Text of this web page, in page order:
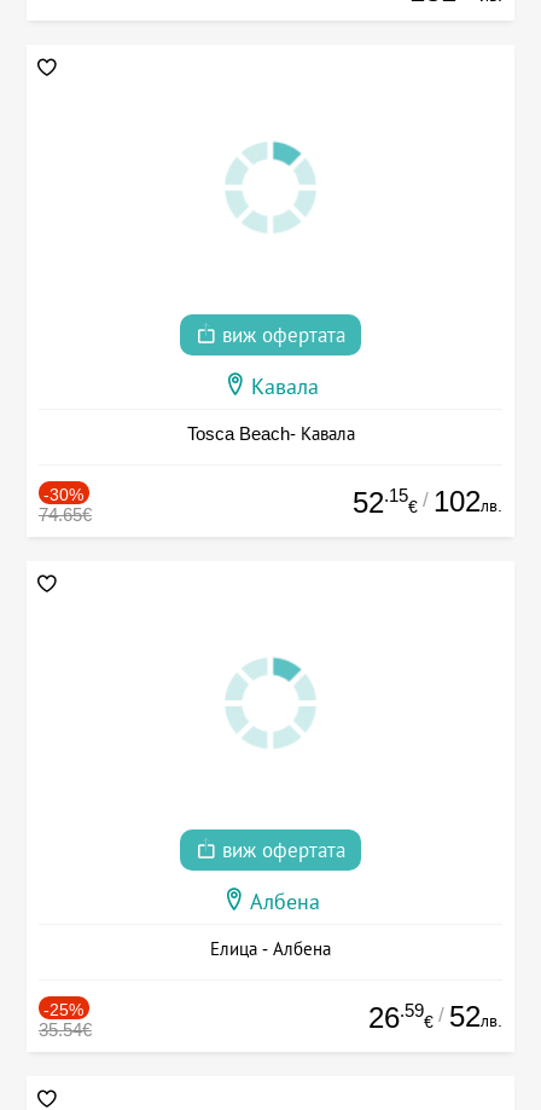
виж офертата
Кавала
Tosca Beach- Кавала
-30%
74.65€ 52.15
€ / 102лв.
виж офертата
Албена
Елица - Албена
-25%
35.54€ 26.59
€ / 52лв.